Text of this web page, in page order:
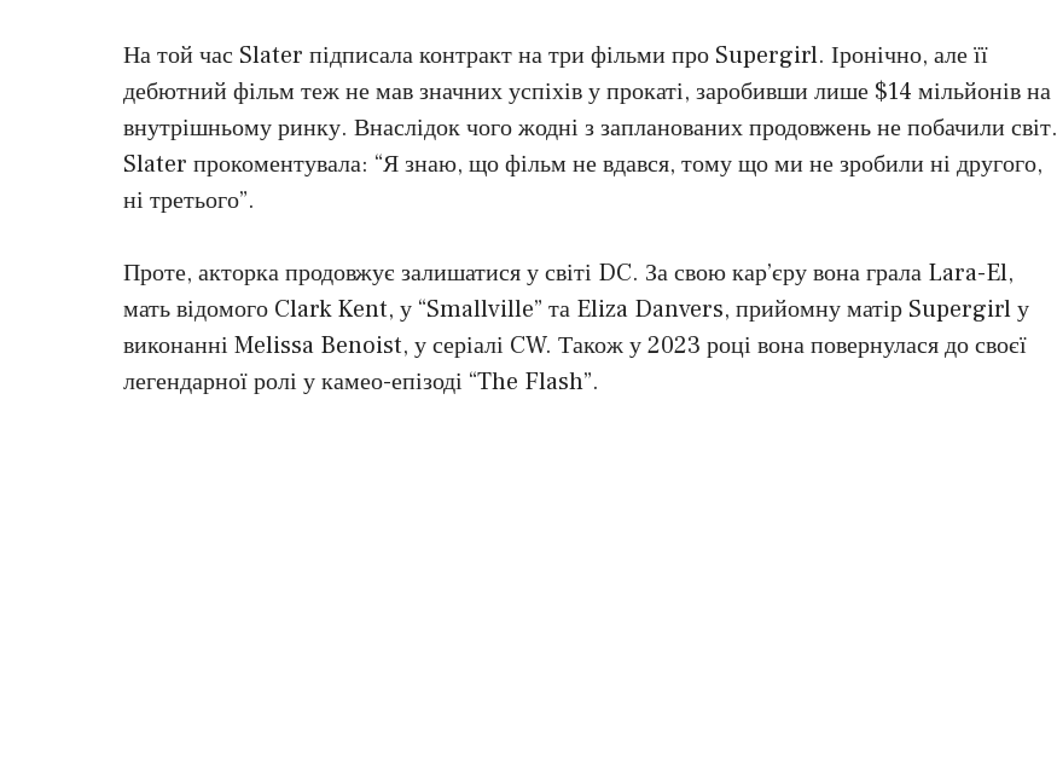
На той час Slater підписала контракт на три фільми про Supergirl. Іронічно, але її
дебютний фільм теж не мав значних успіхів у прокаті, заробивши лише $14 мільйонів на
внутрішньому ринку. Внаслідок чого жодні з запланованих продовжень не побачили світ.
Slater прокоментувала: “Я знаю, що фільм не вдався, тому що ми не зробили ні другого,
ні третього”.
Проте, акторка продовжує залишатися у світі DC. За свою кар’єру вона грала Lara-El,
мать відомого Clark Kent, у “Smallville” та Eliza Danvers, прийомну матір Supergirl у
виконанні Melissa Benoist, у серіалі CW. Також у 2023 році вона повернулася до своєї
легендарної ролі у камео-епізоді “The Flash”.